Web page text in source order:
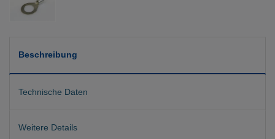
Beschreibung
Technische Daten
Weitere Details